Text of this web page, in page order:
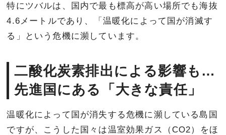
特にツバルは、国内で最も標高が高い場所でも海抜
4.6メートルであり、「温暖化によって国が消滅す
る」という危機に瀕しています。
二酸化炭素排出による影響も…
先進国にある「大きな責任」
温暖化によって国が消失する危機に瀕している島国
ですが、こうした国々は温室効果ガス（CO2）をほ